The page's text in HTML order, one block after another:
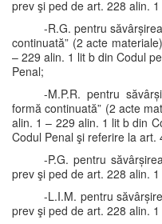
prev şi ped de art. 228 alin.
-R.G. pentru
continuată” (2 acte
– 229 alin. 1 lit b din Codul
Penal;
-M.P.R. pentru
formă continuată” (2 acte
alin. 1 – 229 alin. 1 lit b din
Codul Penal şi referire la art.
-P.G. pentru
prev şi ped de art. 228 alin.
-L.I.M. pentru
prev şi ped de art. 228 alin.